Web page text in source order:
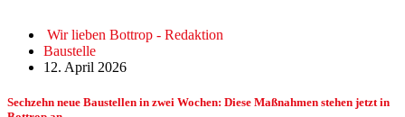
Wir lieben Bottrop - Redaktion
Baustelle
12. April 2026
Sechzehn neue Baustellen in zwei Wochen: Diese Maßnahmen stehen jetzt in